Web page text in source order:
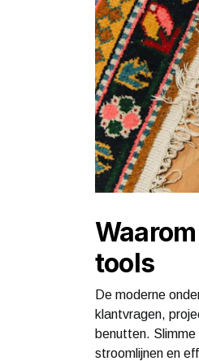
tools
De moderne
klantvragen,
benutten.
stroomlijnen en